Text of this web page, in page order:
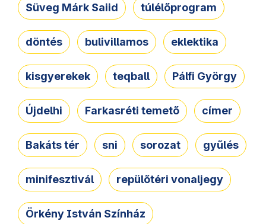
Süveg Márk Saiid túlélőprogram
döntés bulivillamos eklektika
kisgyerekek teqball Pálfi György
Újdelhi Farkasréti temető címer
Bakáts tér sni sorozat gyűlés
minifesztivál repülőtéri vonaljegy
Örkény István Színház